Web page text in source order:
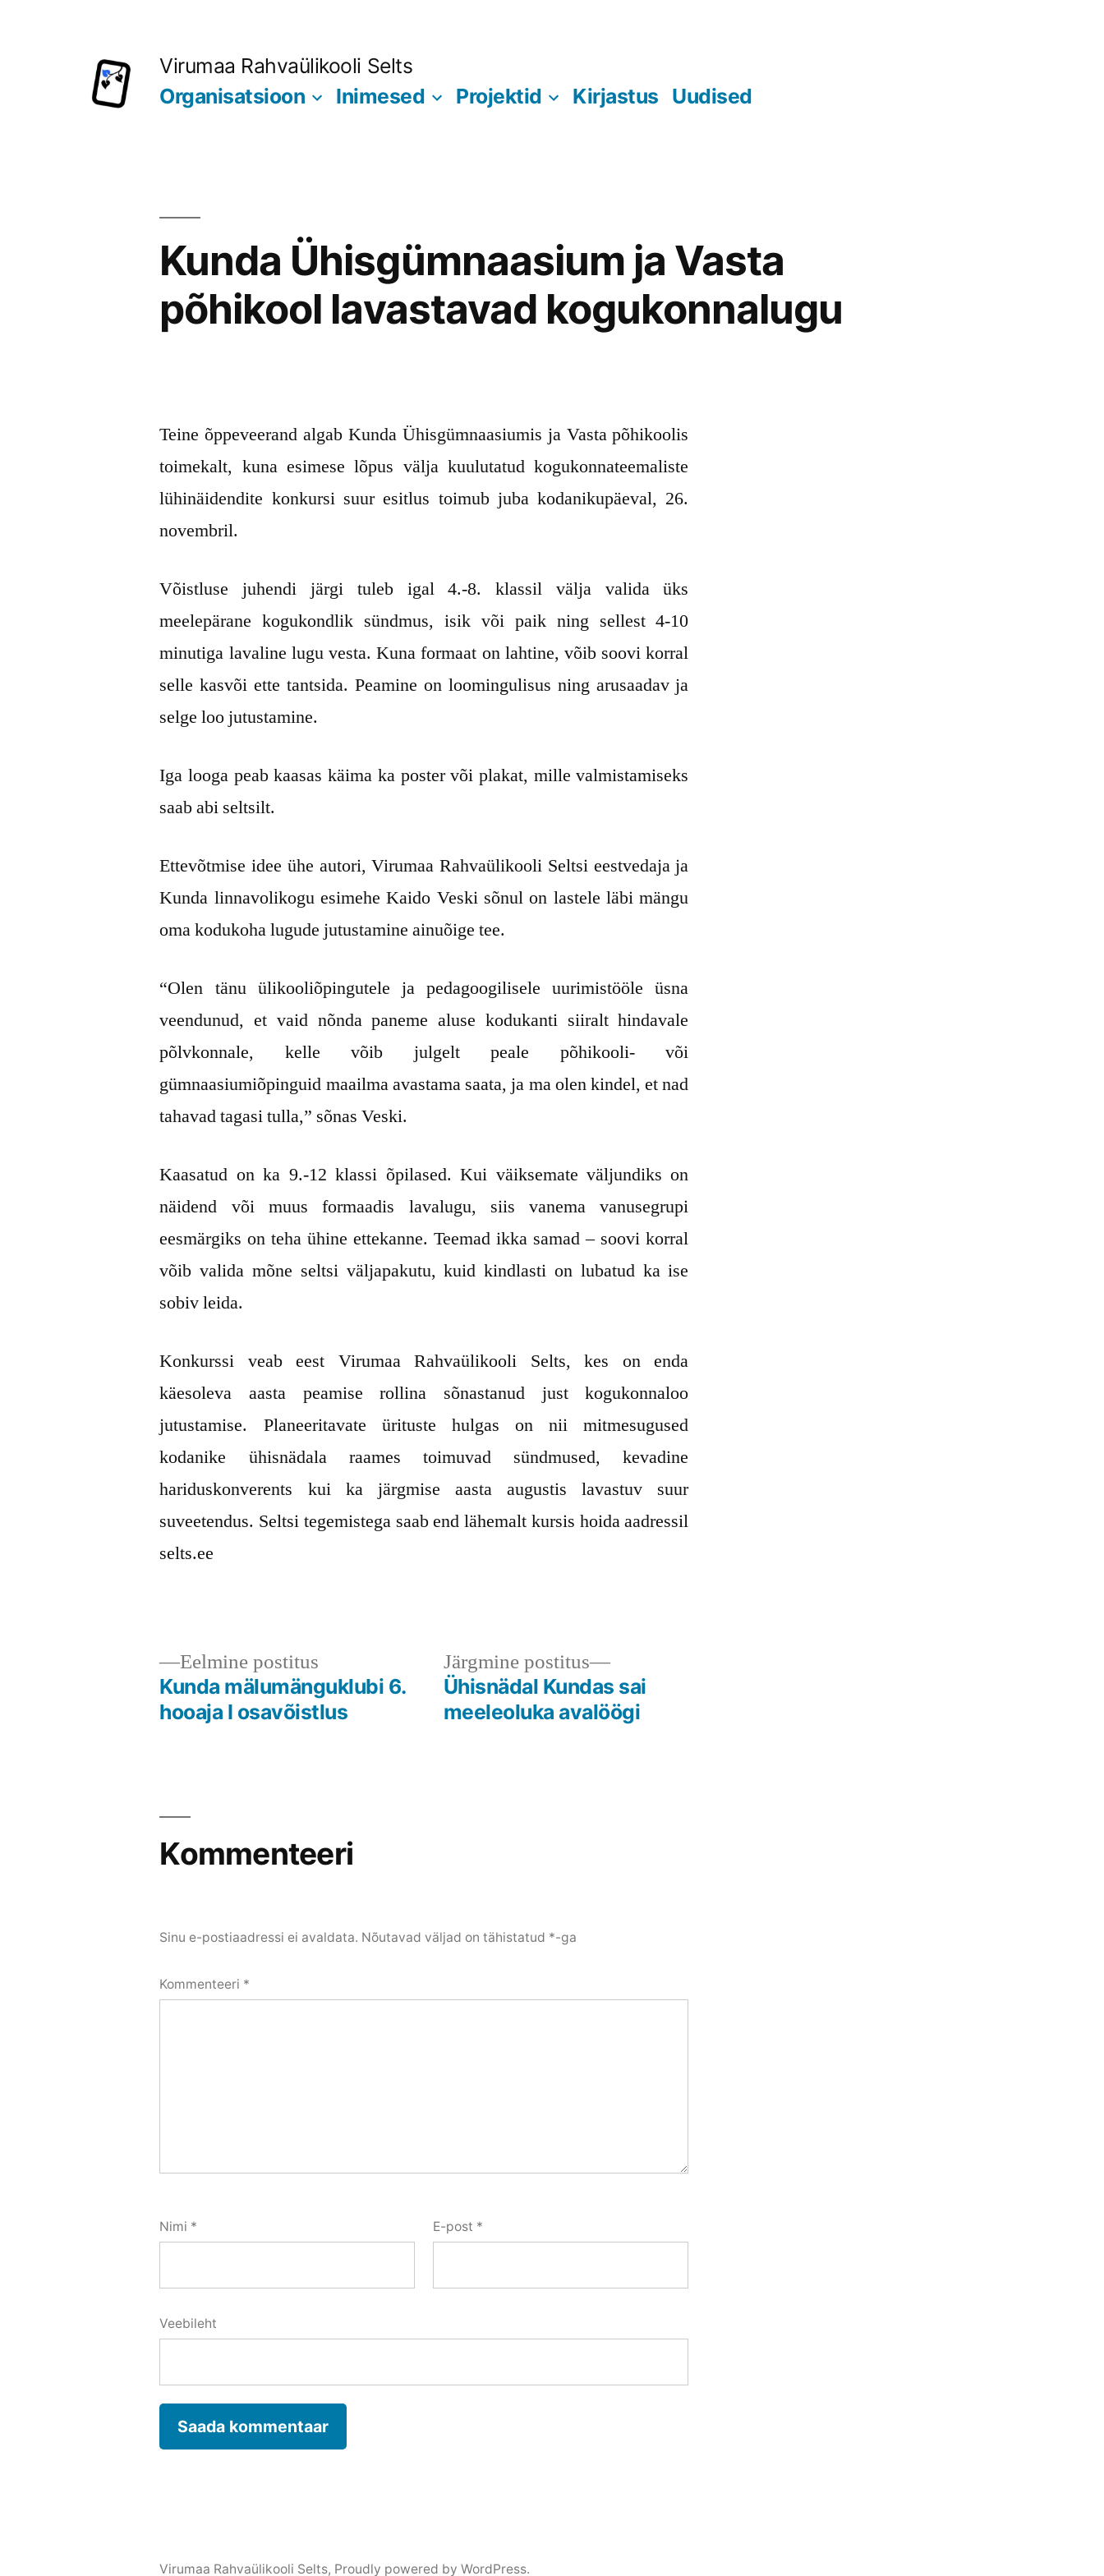
Virumaa Rahvaülikooli Selts
Organisatsioon
Inimesed Projektid Kirjastus Uudised
Kunda Ühisgümnaasium ja Vasta
põhikool lavastavad kogukonnalugu
Selts
2014
Ühisgümnaasium
ja
põhikool
kogukonnalugu
Teine õppeveerand algab Kunda Ühisgümnaasiumis ja Vasta põhikoolis
toimekalt, kuna esimese lõpus välja kuulutatud kogukonnateemaliste
lühinäidendite konkursi suur esitlus toimub juba kodanikupäeval, 26.
novembril.
Võistluse juhendi järgi tuleb igal 4.-8. klassil välja valida üks
meelepärane kogukondlik sündmus, isik või paik ning sellest 4-10
minutiga lavaline lugu vesta. Kuna formaat on lahtine, võib soovi korral
selle kasvõi ette tantsida. Peamine on loomingulisus ning arusaadav ja
selge loo jutustamine.
Iga looga peab kaasas käima ka poster või plakat, mille valmistamiseks
saab abi seltsilt.
Ettevõtmise idee ühe autori, Virumaa Rahvaülikooli Seltsi eestvedaja ja
Kunda linnavolikogu esimehe Kaido Veski sõnul on lastele läbi mängu
oma kodukoha lugude jutustamine ainuõige tee.
“Olen tänu ülikooliõpingutele ja pedagoogilisele uurimistööle üsna
veendunud, et vaid nõnda paneme aluse kodukanti siiralt hindavale
põlvkonnale, kelle võib julgelt peale põhikooli- või
gümnaasiumiõpinguid maailma avastama saata, ja ma olen kindel, et nad
tahavad tagasi tulla,” sõnas Veski.
Kaasatud on ka 9.-12 klassi õpilased. Kui väiksemate väljundiks on
näidend või muus formaadis lavalugu, siis vanema vanusegrupi
eesmärgiks on teha ühine ettekanne. Teemad ikka samad – soovi korral
võib valida mõne seltsi väljapakutu, kuid kindlasti on lubatud ka ise
sobiv leida.
Konkurssi veab eest Virumaa Rahvaülikooli Selts, kes on enda
käesoleva aasta peamise rollina sõnastanud just kogukonnaloo
jutustamise. Planeeritavate ürituste hulgas on nii mitmesugused
kodanike ühisnädala raames toimuvad sündmused, kevadine
hariduskonverents kui ka järgmise aasta augustis lavastuv suur
suveetendus. Seltsi tegemistega saab end lähemalt kursis hoida aadressil
selts.ee
Rahvaülikooli
Selts
oktoober
2014
rubriiki
Navigeerimine
Eelmine postitus
postitus:
Kunda mälumänguklubi 6.
hooaja I osavõistlus
Järgmine postitus
Järgmine
postitus:
Ühisnädal Kundas sai
meeleoluka avalöögi
Kommenteeri
Sinu e-postiaadressi ei avaldata. Nõutavad väljad on tähistatud *-ga
Kommenteeri *
Nimi * E-post *
Veebileht
Virumaa Rahvaülikooli Selts, Proudly powered by WordPress.